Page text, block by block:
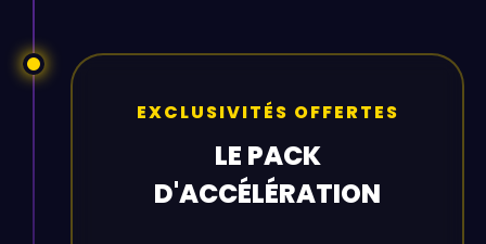
EXCLUSIVITÉS OFFERTES
LE PACK
D'ACCÉLÉRATION